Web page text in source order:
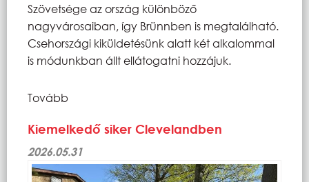
Szövetsége az ország különböző
nagyvárosaiban, így Brünnben is megtalálható.
Csehországi kiküldetésünk alatt két alkalommal
is módunkban állt ellátogatni hozzájuk.
Tovább
Kiemelkedő siker Clevelandben
2026.05.31